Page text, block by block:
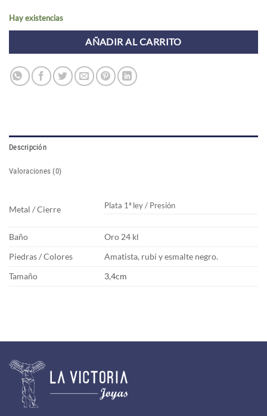
Hay existencias
AÑADIR AL CARRITO
Descripción
Valoraciones (0)
Metal / Cierre Plata 1ª ley / Presión
Baño
Oro 24 kl
Piedras / Colores
Amatista, rubí y esmalte negro.
Tamaño
3,4cm